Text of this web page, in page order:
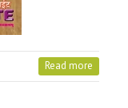
Read more